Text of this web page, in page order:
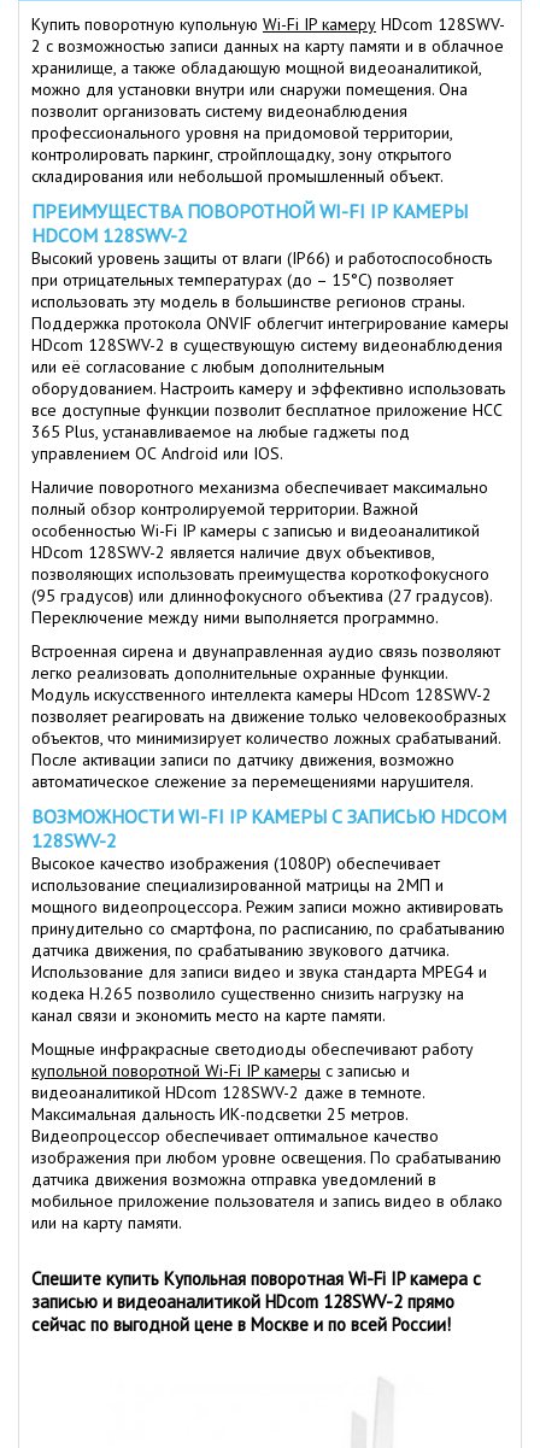
Купить поворотную купольную Wi-Fi IP камеру HDcom 128SWV-
2 с возможностью записи данных на карту памяти и в облачное
хранилище, а также обладающую мощной видеоаналитикой,
можно для установки внутри или снаружи помещения. Она
позволит организовать систему видеонаблюдения
профессионального уровня на придомовой территории,
контролировать паркинг, стройплощадку, зону открытого
складирования или небольшой промышленный объект.
ПРЕИМУЩЕСТВА ПОВОРОТНОЙ WI-FI IP КАМЕРЫ
HDCOM 128SWV-2
Высокий уровень защиты от влаги (IP66) и работоспособность
при отрицательных температурах (до – 15°С) позволяет
использовать эту модель в большинстве регионов страны.
Поддержка протокола ONVIF облегчит интегрирование камеры
HDcom 128SWV-2 в существующую систему видеонаблюдения
или её согласование с любым дополнительным
оборудованием. Настроить камеру и эффективно использовать
все доступные функции позволит бесплатное приложение НСС
365 Plus, устанавливаемое на любые гаджеты под
управлением ОС Android или IOS.
Наличие поворотного механизма обеспечивает максимально
полный обзор контролируемой территории. Важной
особенностью Wi-Fi IP камеры с записью и видеоаналитикой
HDcom 128SWV-2 является наличие двух объективов,
позволяющих использовать преимущества короткофокусного
(95 градусов) или длиннофокусного объектива (27 градусов).
Переключение между ними выполняется программно.
Встроенная сирена и двунаправленная аудио связь позволяют
легко реализовать дополнительные охранные функции.
Модуль искусственного интеллекта камеры HDcom 128SWV-2
позволяет реагировать на движение только человекообразных
объектов, что минимизирует количество ложных срабатываний.
После активации записи по датчику движения, возможно
автоматическое слежение за перемещениями нарушителя.
ВОЗМОЖНОСТИ WI-FI IP КАМЕРЫ С ЗАПИСЬЮ HDCOM
128SWV-2
Высокое качество изображения (1080Р) обеспечивает
использование специализированной матрицы на 2МП и
мощного видеопроцессора. Режим записи можно активировать
принудительно со смартфона, по расписанию, по срабатыванию
датчика движения, по срабатыванию звукового датчика.
Использование для записи видео и звука стандарта MPEG4 и
кодека H.265 позволило существенно снизить нагрузку на
канал связи и экономить место на карте памяти.
Мощные инфракрасные светодиоды обеспечивают работу
купольной поворотной Wi-Fi IP камеры с записью и
видеоаналитикой HDcom 128SWV-2 даже в темноте.
Максимальная дальность ИК-подсветки 25 метров.
Видеопроцессор обеспечивает оптимальное качество
изображения при любом уровне освещения. По срабатыванию
датчика движения возможна отправка уведомлений в
мобильное приложение пользователя и запись видео в облако
или на карту памяти.
Спешите купить Купольная поворотная Wi-Fi IP камера с
записью и видеоаналитикой HDcom 128SWV-2 прямо
сейчас по выгодной цене в Москве и по всей России!